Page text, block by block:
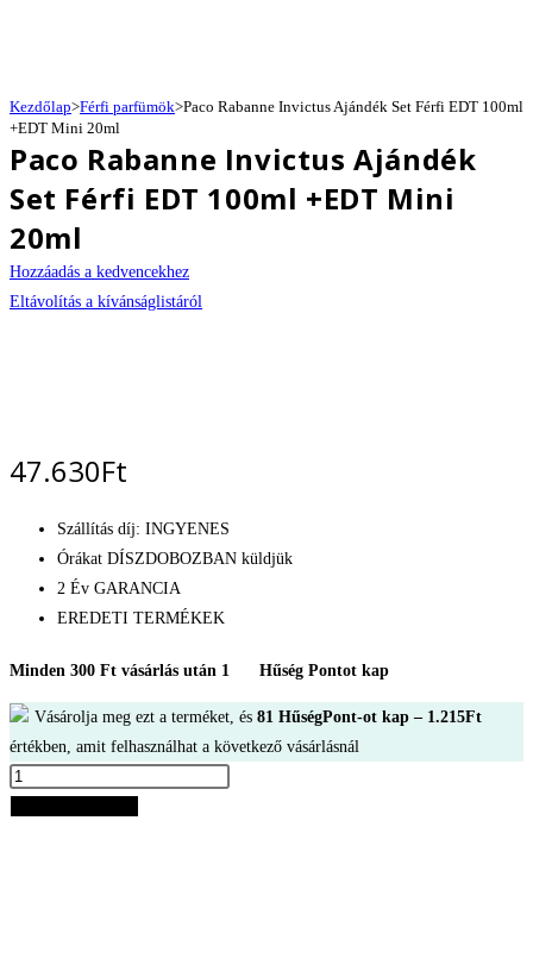
Kezdőlap>Férfi parfümök>Paco Rabanne Invictus Ajándék Set Férfi EDT 100ml
+EDT Mini 20ml
Paco Rabanne Invictus Ajándék
Set Férfi EDT 100ml +EDT Mini
20ml
Hozzáadás a kedvencekhez
Eltávolítás a kívánságlistáról
47.630Ft
Szállítás díj: INGYENES
Órákat DÍSZDOBOZBAN küldjük
2 Év GARANCIA
EREDETI TERMÉKEK
Minden 300 Ft vásárlás után 1 Hűség Pontot kap
Vásárolja meg ezt a terméket, és 81 HűségPont-ot kap – 1.215Ft
értékben, amit felhasználhat a következő vásárlásnál
Paco